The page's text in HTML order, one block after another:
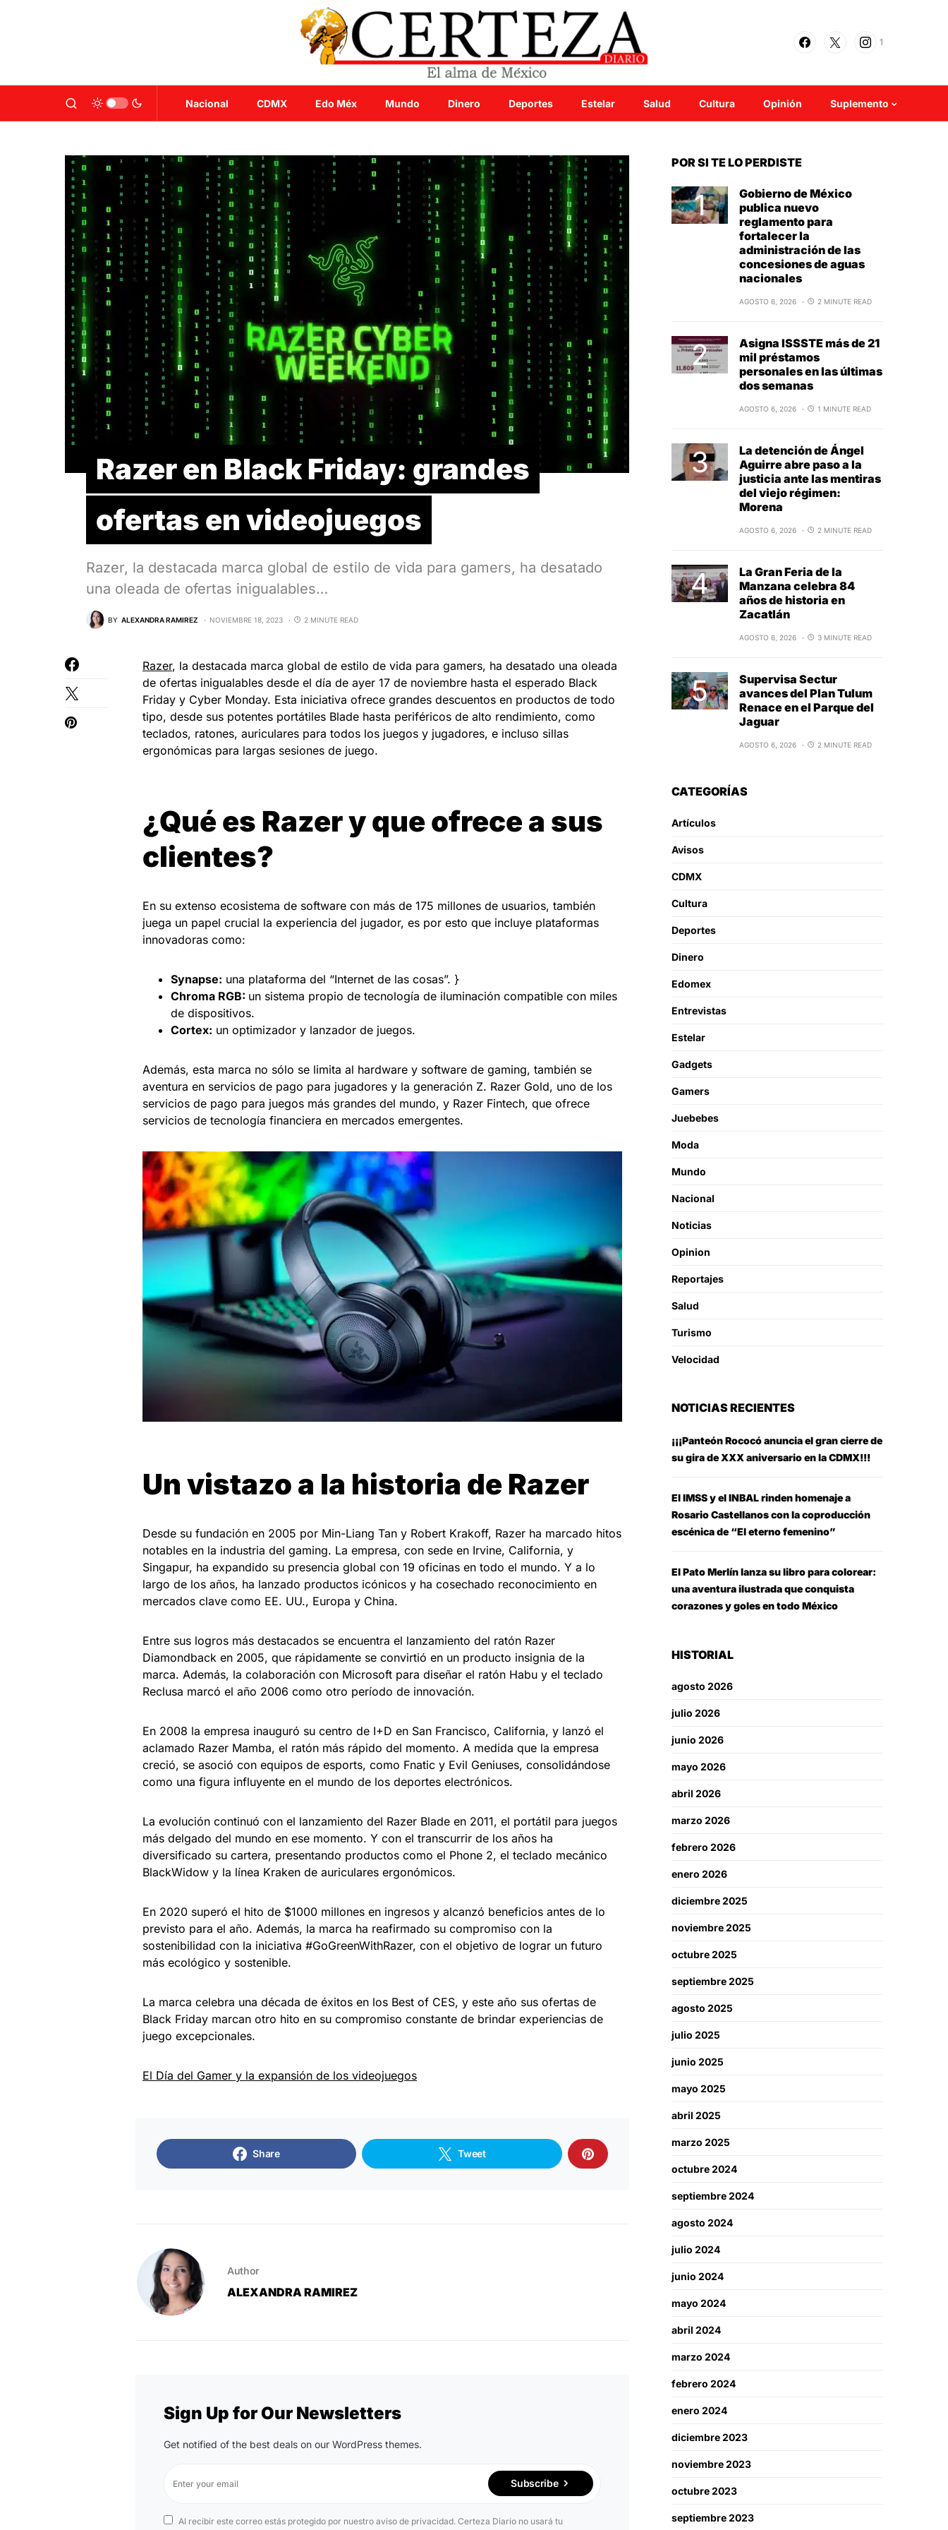
1
Nacional CDMX Edo Méx Mundo Dinero Deportes Estelar Salud Cultura Opinión Suplemento
Razer en Black Friday: grandes
ofertas en videojuegos
Razer, la destacada marca global de estilo de vida para gamers, ha desatado
una oleada de ofertas inigualables…
BY ALEXANDRA RAMIREZ NOVIEMBRE 18, 2023 2 MINUTE READ
Razer, la destacada marca global de estilo de vida para gamers, ha desatado una oleada
de ofertas inigualables desde el día de ayer 17 de noviembre hasta el esperado Black
Friday y Cyber Monday. Esta iniciativa ofrece grandes descuentos en productos de todo
tipo, desde sus potentes portátiles Blade hasta periféricos de alto rendimiento, como
teclados, ratones, auriculares para todos los juegos y jugadores, e incluso sillas
ergonómicas para largas sesiones de juego.
¿Qué es Razer y que ofrece a sus
clientes?
En su extenso ecosistema de software con más de 175 millones de usuarios, también
juega un papel crucial la experiencia del jugador, es por esto que incluye plataformas
innovadoras como:
Synapse: una plataforma del “Internet de las cosas”. }
Chroma RGB: un sistema propio de tecnología de iluminación compatible con miles
de dispositivos.
Cortex: un optimizador y lanzador de juegos.
Además, esta marca no sólo se limita al hardware y software de gaming, también se
aventura en servicios de pago para jugadores y la generación Z. Razer Gold, uno de los
servicios de pago para juegos más grandes del mundo, y Razer Fintech, que ofrece
servicios de tecnología financiera en mercados emergentes.
Un vistazo a la historia de Razer
Desde su fundación en 2005 por Min-Liang Tan y Robert Krakoff, Razer ha marcado hitos
notables en la industria del gaming. La empresa, con sede en Irvine, California, y
Singapur, ha expandido su presencia global con 19 oficinas en todo el mundo. Y a lo
largo de los años, ha lanzado productos icónicos y ha cosechado reconocimiento en
mercados clave como EE. UU., Europa y China.
Entre sus logros más destacados se encuentra el lanzamiento del ratón Razer
Diamondback en 2005, que rápidamente se convirtió en un producto insignia de la
marca. Además, la colaboración con Microsoft para diseñar el ratón Habu y el teclado
Reclusa marcó el año 2006 como otro período de innovación.
En 2008 la empresa inauguró su centro de I+D en San Francisco, California, y lanzó el
aclamado Razer Mamba, el ratón más rápido del momento. A medida que la empresa
creció, se asoció con equipos de esports, como Fnatic y Evil Geniuses, consolidándose
como una figura influyente en el mundo de los deportes electrónicos.
La evolución continuó con el lanzamiento del Razer Blade en 2011, el portátil para juegos
más delgado del mundo en ese momento. Y con el transcurrir de los años ha
diversificado su cartera, presentando productos como el Phone 2, el teclado mecánico
BlackWidow y la línea Kraken de auriculares ergonómicos.
En 2020 superó el hito de $1000 millones en ingresos y alcanzó beneficios antes de lo
previsto para el año. Además, la marca ha reafirmado su compromiso con la
sostenibilidad con la iniciativa #GoGreenWithRazer, con el objetivo de lograr un futuro
más ecológico y sostenible.
La marca celebra una década de éxitos en los Best of CES, y este año sus ofertas de
Black Friday marcan otro hito en su compromiso constante de brindar experiencias de
juego excepcionales.
El Día del Gamer y la expansión de los videojuegos
Share Tweet
Author
ALEXANDRA RAMIREZ
Sign Up for Our Newsletters
Get notified of the best deals on our WordPress themes.
Subscribe
Al recibir este correo estás protegido por nuestro aviso de privacidad. Certeza Diario no usará tu
POR SI TE LO PERDISTE
Gobierno de México
publica nuevo
reglamento para
fortalecer la
administración de las
concesiones de aguas
nacionales
AGOSTO 6, 2026 2 MINUTE READ
Asigna ISSSTE más de 21
mil préstamos
personales en las últimas
dos semanas
AGOSTO 6, 2026 1 MINUTE READ
La detención de Ángel
Aguirre abre paso a la
justicia ante las mentiras
del viejo régimen:
Morena
AGOSTO 6, 2026 2 MINUTE READ
La Gran Feria de la
Manzana celebra 84
años de historia en
Zacatlán
AGOSTO 6, 2026 3 MINUTE READ
Supervisa Sectur
avances del Plan Tulum
Renace en el Parque del
Jaguar
AGOSTO 6, 2026 2 MINUTE READ
CATEGORÍAS
Artículos
Avisos
CDMX
Cultura
Deportes
Dinero
Edomex
Entrevistas
Estelar
Gadgets
Gamers
Juebebes
Moda
Mundo
Nacional
Noticias
Opinion
Reportajes
Salud
Turismo
Velocidad
NOTICIAS RECIENTES
¡¡¡Panteón Rococó anuncia el gran cierre de
su gira de XXX aniversario en la CDMX!!!
El IMSS y el INBAL rinden homenaje a
Rosario Castellanos con la coproducción
escénica de “El eterno femenino”
El Pato Merlín lanza su libro para colorear:
una aventura ilustrada que conquista
corazones y goles en todo México
HISTORIAL
agosto 2026
julio 2026
junio 2026
mayo 2026
abril 2026
marzo 2026
febrero 2026
enero 2026
diciembre 2025
noviembre 2025
octubre 2025
septiembre 2025
agosto 2025
julio 2025
junio 2025
mayo 2025
abril 2025
marzo 2025
octubre 2024
septiembre 2024
agosto 2024
julio 2024
junio 2024
mayo 2024
abril 2024
marzo 2024
febrero 2024
enero 2024
diciembre 2023
noviembre 2023
octubre 2023
septiembre 2023